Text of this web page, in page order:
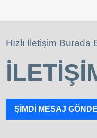
Hızlı İletişim Burada
ŞİMDİ MESAJ